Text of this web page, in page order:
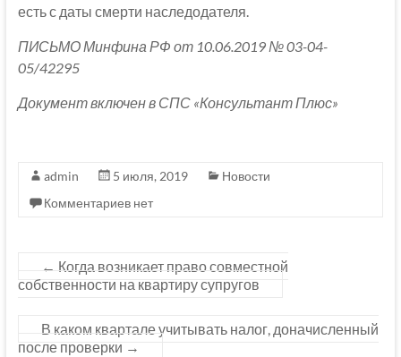
есть с даты смерти наследодателя.
ПИСЬМО Минфина РФ от 10.06.2019 № 03-04-
05/42295
Документ включен в СПС «Консультант Плюс»
admin 5 июля, 2019
Новости
Комментариев нет
← Когда возникает право совместной
собственности на квартиру супругов
В каком квартале учитывать налог, доначисленный
после проверки →